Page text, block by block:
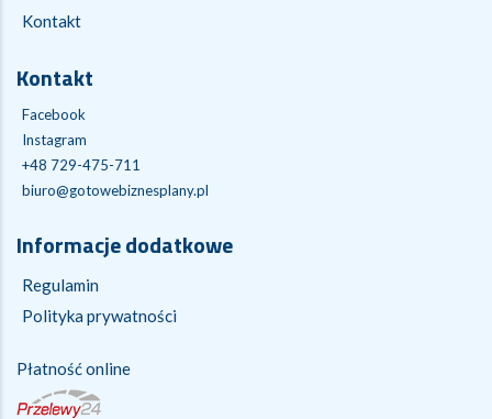
Kontakt
Kontakt
Facebook
Instagram
+48 729-475-711
biuro@gotowebiznesplany.pl
Informacje dodatkowe
Regulamin
Polityka prywatności
Płatność online